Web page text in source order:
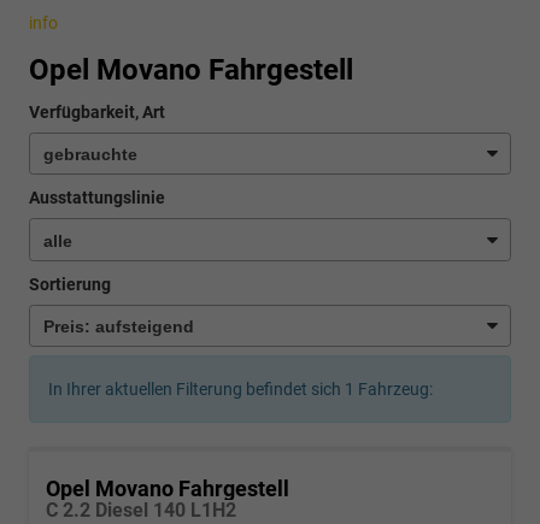
info
Opel Movano Fahrgestell
Verfügbarkeit, Art
Ausstattungslinie
Sortierung
In Ihrer aktuellen Filterung befindet sich 1 Fahrzeug:
Opel Movano Fahrgestell
C 2.2 Diesel 140 L1H2